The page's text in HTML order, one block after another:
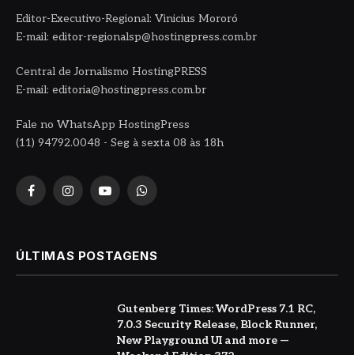
Editor-Executivo-Regional: Vinicius Mororó
E-mail: editor-regionalsp@hostingpress.com.br
Central de Jornalismo HostingPRESS
E-mail: editoria@hostingpress.com.br
Fale no WhatsApp HostingPress
(11) 94792.0048 - Seg à sexta 08 às 18h
FacebookInstagramYouTubeWhatsApp
ÚLTIMAS POSTAGENS
Gutenberg Times: WordPress 7.1 RC,
7.0.3 Security Release, Block Runner,
New Playground UI and more —